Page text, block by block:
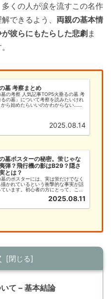
くの人が涙を流すこの名作
できるよう、 両親の基本情
彼らにもたらした悲劇ま
墓 考察まとめ
墓の考察 人気記事TOP5火垂るの墓 考
の墓」について考察を読みたいけれ
ら始めたらいいのかわからない…そ
2025.08.14
墓ポスターの秘密。蛍じゃな
弾？飛行機の影はB29？隠さ
とは？
のポスターには、実は蛍だけでなく
かれているという衝撃的な事実が話
います。初心者の方にとって、この
を理解することは、作品への理解を大
る重要なポイントです。本記事では、
が知るべき基本情報...
2025.08.11
て – 基本結論